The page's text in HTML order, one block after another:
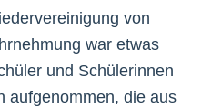
von
war etwas
und Schülerinnen
aufgenommen, die aus